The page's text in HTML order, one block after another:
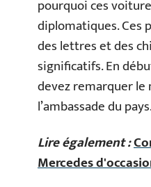
pourquoi ces
diplomatiques. Ces
des lettres et des
significatifs. En
devez remarquer le
l’ambassade du
Lire également :
Mercedes